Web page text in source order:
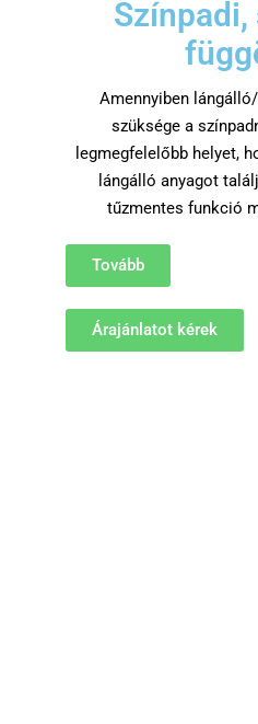
Amennyiben
szüksége a
legmegfelelőbb helyet,
lángálló anyagot
tűzmentes funkció
Tovább
Árajánlatot kérek